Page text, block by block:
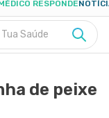
RESPONDE
Saúde
de peixe